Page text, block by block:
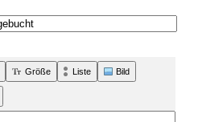
Größe Liste Bild